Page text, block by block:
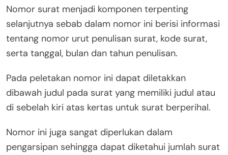
Nomor surat menjadi komponen terpenting
selanjutnya sebab dalam nomor ini berisi informasi
tentang nomor urut penulisan surat, kode surat,
serta tanggal, bulan dan tahun penulisan.
Pada peletakan nomor ini dapat diletakkan
dibawah judul pada surat yang memiliki judul atau
di sebelah kiri atas kertas untuk surat berperihal.
Nomor ini juga sangat diperlukan dalam
pengarsipan sehingga dapat diketahui jumlah surat